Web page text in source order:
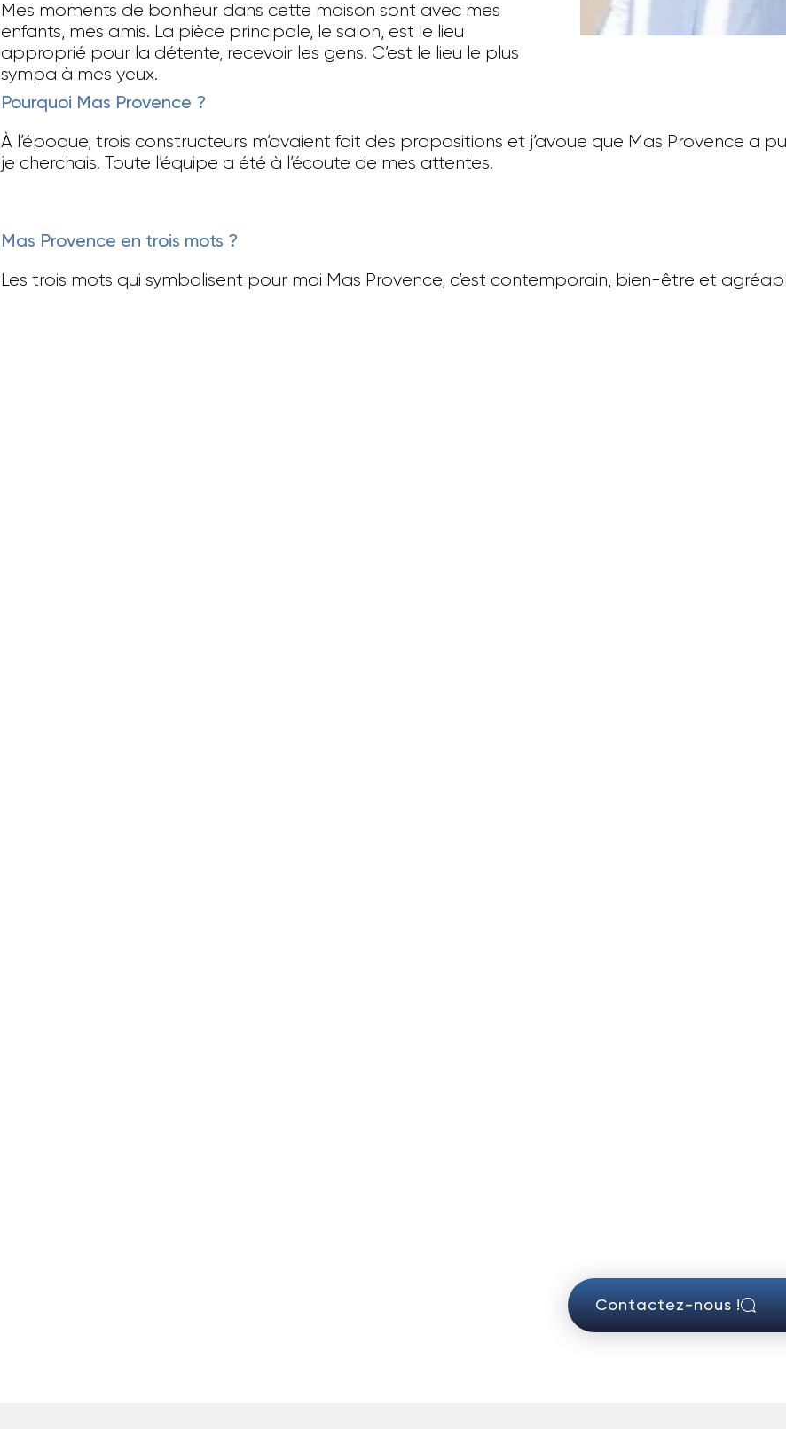
Mes moments de bonheur dans cette maison sont avec mes
enfants, mes amis. La pièce principale, le salon, est le lieu
approprié pour la détente, recevoir les gens. C’est le lieu le plus
sympa à mes yeux.
Pourquoi Mas Provence ?
À l’époque, trois constructeurs m’avaient fait des propositions et j’avoue que Mas Provence a
je cherchais. Toute l’équipe a été à l’écoute de mes attentes.
Mas Provence en trois mots ?
Les trois mots qui symbolisent pour moi Mas Provence, c’est contemporain, bien-être et
Contactez-nous !